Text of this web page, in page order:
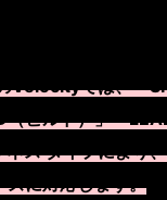
Velocityでは、「
（ビルド）」「
ス タイプにより
ズに対応します。